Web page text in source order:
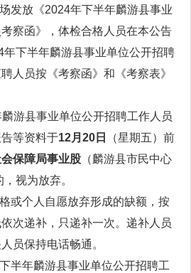
发放《2024年下半年麟游县事业
察函》，体检合格人员在本公告
年下半年麟游县事业单位公开招聘
人员按《考察函》和《考察表》
游县事业单位公开招聘工作人员
等资料于12月20日
（星期五）前
保障局事业股 （麟游县市民中心
视为放弃。
或个人自愿放弃形成的缺额，按
次递补，只递补一次。递补人员
员保持电话畅通。
半年麟游县事业单位公开招聘工